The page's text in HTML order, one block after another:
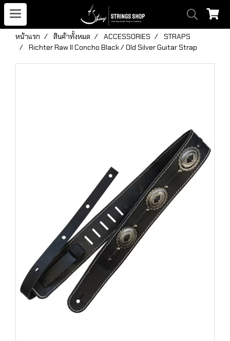
หน้าแรก สินค้าทั้งหมด ACCESSORIES
STRAPS
Richter Raw II Concho Black / Old Silver Guitar Strap